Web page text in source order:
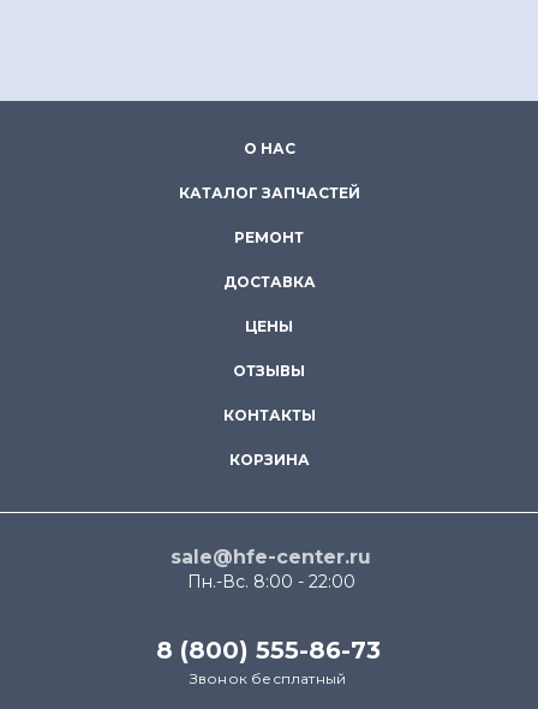
О НАС
КАТАЛОГ ЗАПЧАСТЕЙ
РЕМОНТ
ДОСТАВКА
ЦЕНЫ
ОТЗЫВЫ
КОНТАКТЫ
КОРЗИНА
sale@hfe-center.ru
Пн.-Вс. 8:00 - 22:00
8 (800) 555-86-73
Звонок бесплатный